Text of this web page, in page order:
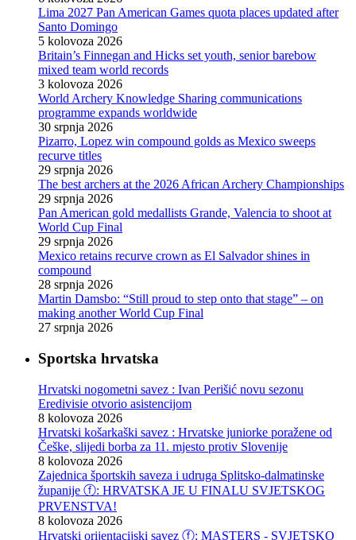
Lima 2027 Pan American Games quota places updated after
Santo Domingo
5 kolovoza 2026
Britain’s Finnegan and Hicks set youth, senior barebow
mixed team world records
3 kolovoza 2026
World Archery Knowledge Sharing communications
programme expands worldwide
30 srpnja 2026
Pizarro, Lopez win compound golds as Mexico sweeps
recurve titles
29 srpnja 2026
The best archers at the 2026 African Archery Championships
29 srpnja 2026
Pan American gold medallists Grande, Valencia to shoot at
World Cup Final
29 srpnja 2026
Mexico retains recurve crown as El Salvador shines in
compound
28 srpnja 2026
Martin Damsbo: “Still proud to step onto that stage” – on
making another World Cup Final
27 srpnja 2026
Sportska hrvatska
Hrvatski nogometni savez : Ivan Perišić novu sezonu
Eredivisie otvorio asistencijom
8 kolovoza 2026
Hrvatski košarkaški savez : Hrvatske juniorke poražene od
Češke, slijedi borba za 11. mjesto protiv Slovenije
8 kolovoza 2026
Zajednica športskih saveza i udruga Splitsko-dalmatinske
županije ⓕ: HRVATSKA JE U FINALU SVJETSKOG
PRVENSTVA!
8 kolovoza 2026
Hrvatski orijentacijski savez ⓕ: MASTERS - SVJETSKO